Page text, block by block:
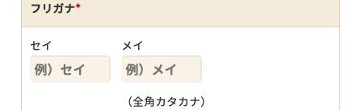
フリガナ*
セイ メイ
（全角カタカナ）